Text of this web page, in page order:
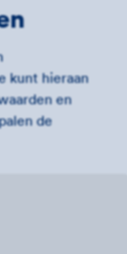
kunt hieraan
en
de